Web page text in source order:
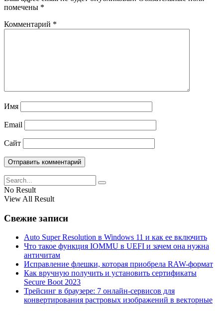
помечены *
Комментарий *
Имя
Email
Сайт
No Result
View All Result
Свежие записи
Auto Super Resolution в Windows 11 и как ее включить
Что такое функция IOMMU в UEFI и зачем она нужна
античитам
Исправление флешки, которая приобрела RAW-формат
Как вручную получить и установить сертификаты
Secure Boot 2023
Трейсинг в браузере: 7 онлайн-сервисов для
конвертирования растровых изображений в векторные